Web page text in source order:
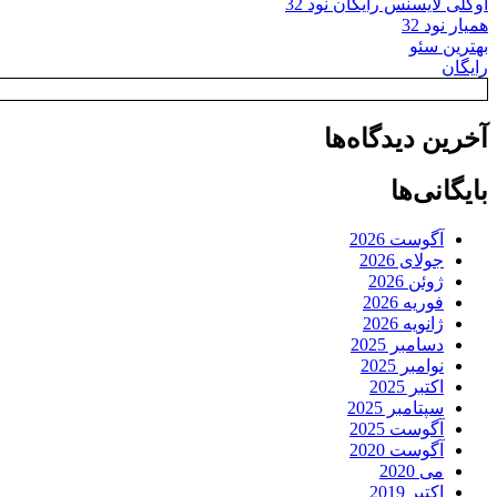
همیار نود 32
بهترین سئو
رایگان
آخرین دیدگاه‌ها
بایگانی‌ها
آگوست 2026
جولای 2026
ژوئن 2026
فوریه 2026
ژانویه 2026
دسامبر 2025
نوامبر 2025
اکتبر 2025
سپتامبر 2025
آگوست 2025
آگوست 2020
می 2020
اکتبر 2019